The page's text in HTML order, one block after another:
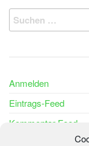
Suchen
nach:
Anmelden
Eintrags-Feed
Kommentar-Feed